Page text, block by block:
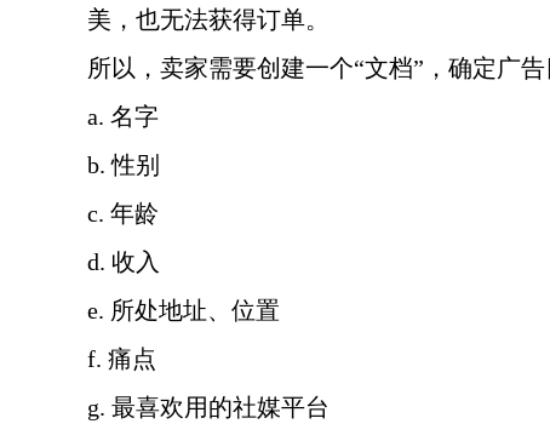
美，也无法获得订单。
所以，卖家需要创建一个“文档”，确定广
a. 名字
b. 性别
c. 年龄
d. 收入
e. 所处地址、位置
f. 痛点
g. 最喜欢用的社媒平台